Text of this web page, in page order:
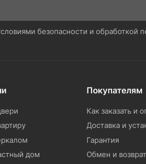
безопасности и обработкой
дом
Покупателям
Как заказать и
Доставка и
Гарантия
Обмен и возврат